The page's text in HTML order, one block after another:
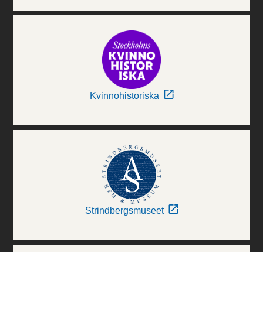
Kvinnohistoriska
Strindbergsmuseet